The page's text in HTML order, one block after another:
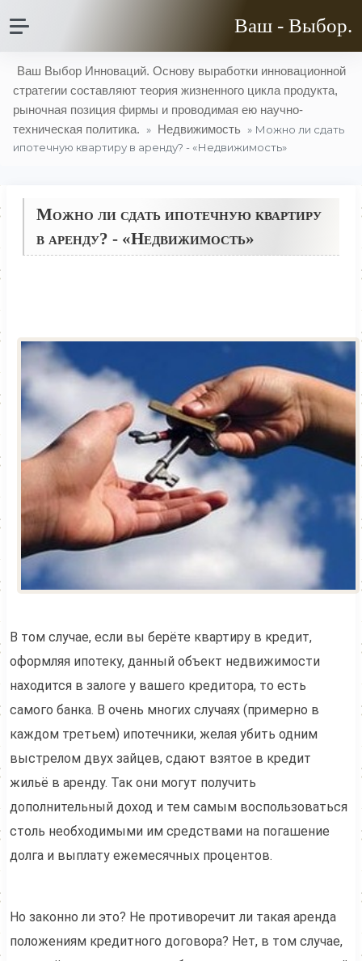
Ваш - Выбор.
Ваш Выбор Инноваций. Основу выработки инновационной
стратегии составляют теория жизненного цикла продукта,
рыночная позиция фирмы и проводимая ею научно-
техническая политика. » Недвижимость » Можно ли сдать
ипотечную квартиру в аренду? - «Недвижимость»
Можно ли сдать ипотечную квартиру
в аренду? - «Недвижимость»
В том случае, если вы берёте квартиру в кредит,
оформляя ипотеку, данный объект недвижимости
находится в залоге у вашего кредитора, то есть
самого банка. В очень многих случаях (примерно в
каждом третьем) ипотечники, желая убить одним
выстрелом двух зайцев, сдают взятое в кредит
жильё в аренду. Так они могут получить
дополнительный доход и тем самым воспользоваться
столь необходимыми им средствами на погашение
долга и выплату ежемесячных процентов.
Но законно ли это? Не противоречит ли такая аренда
положениям кредитного договора? Нет, в том случае,